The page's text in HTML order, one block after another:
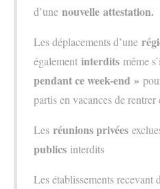
d’une nouvelle attestation.
Les déplacements d’une
également interdits même
pendant ce week-end »
partis en vacances de rentrer
Les réunions privées
publics interdits
Les établissements recevant